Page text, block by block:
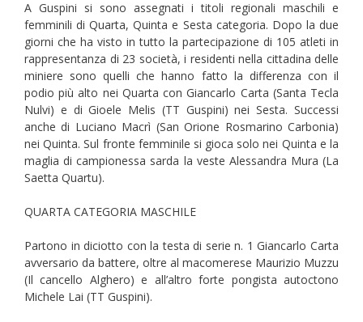
A Guspini si sono assegnati i titoli regionali maschili e
femminili di Quarta, Quinta e Sesta categoria. Dopo la due
giorni che ha visto in tutto la partecipazione di 105 atleti in
rappresentanza di 23 società, i residenti nella cittadina delle
miniere sono quelli che hanno fatto la differenza con il
podio più alto nei Quarta con Giancarlo Carta (Santa Tecla
Nulvi) e di Gioele Melis (TT Guspini) nei Sesta. Successi
anche di Luciano Macrì (San Orione Rosmarino Carbonia)
nei Quinta. Sul fronte femminile si gioca solo nei Quinta e la
maglia di campionessa sarda la veste Alessandra Mura (La
Saetta Quartu).
QUARTA CATEGORIA MASCHILE
Partono in diciotto con la testa di serie n. 1 Giancarlo Carta
avversario da battere, oltre al macomerese Maurizio Muzzu
(Il cancello Alghero) e all’altro forte pongista autoctono
Michele Lai (TT Guspini).